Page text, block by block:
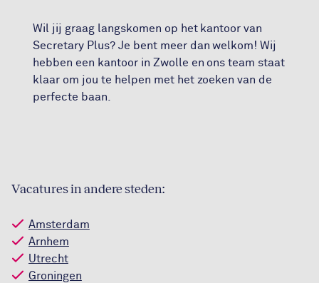
Wil jij graag langskomen op het kantoor van
Secretary Plus? Je bent meer dan welkom! Wij
hebben een kantoor in Zwolle en ons team staat
klaar om jou te helpen met het zoeken van de
perfecte baan.
Vacatures in andere steden:
Amsterdam
Arnhem
Utrecht
Groningen